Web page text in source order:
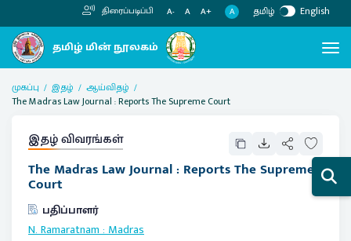
திரைப்படிப்பி A- A A+ A தமிழ் English
முகப்பு இதழ்
ஆய்விதழ்
The Madras Law Journal : Reports The Supreme Court
இதழ் விவரங்கள்
The Madras Law Journal : Reports The Supreme
Court
பதிப்பாளர்
N. Ramaratnam:Madras